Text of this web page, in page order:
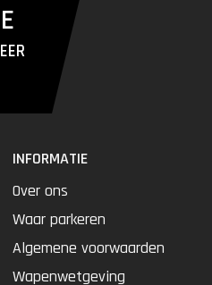
INFORMATIE
Over ons
Waar parkeren
Algemene voorwaarden
Wapenwetgeving